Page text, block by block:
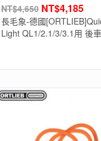
NT$4,650 NT$4,185
長毛象-德國
Light QL1/2.1/3/3.1用 後